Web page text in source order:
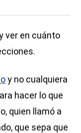
ver en cuánto
y no cualquiera
hacer lo que
quien llamó a
que sepa que